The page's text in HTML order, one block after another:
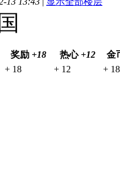
奖励 +18 热心 +12
金
+ 18 + 12 +